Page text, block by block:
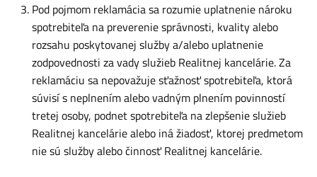
Pod pojmom reklamácia sa rozumie uplatnenie nároku
spotrebiteľa na preverenie správnosti, kvality alebo
rozsahu poskytovanej služby a/alebo uplatnenie
zodpovednosti za vady služieb Realitnej kancelárie. Za
reklamáciu sa nepovažuje sťažnosť spotrebiteľa, ktorá
súvisí s neplnením alebo vadným plnením povinností
tretej osoby, podnet spotrebiteľa na zlepšenie služieb
Realitnej kancelárie alebo iná žiadosť, ktorej predmetom
nie sú služby alebo činnosť Realitnej kancelárie.